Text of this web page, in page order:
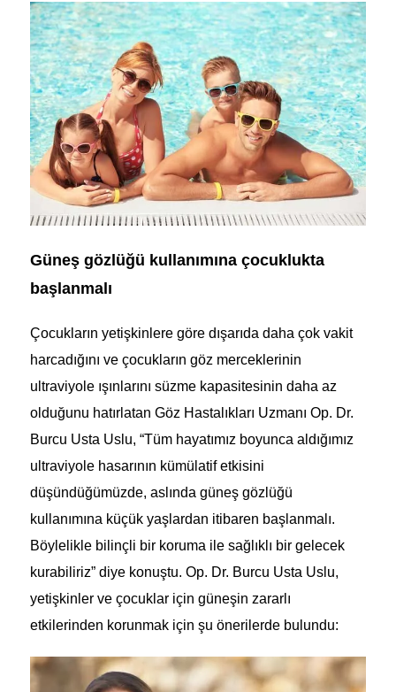
Güneş gözlüğü kullanımına çocuklukta
başlanmalı
Çocukların yetişkinlere göre dışarıda daha çok vakit
harcadığını ve çocukların göz merceklerinin
ultraviyole ışınlarını süzme kapasitesinin daha az
olduğunu hatırlatan Göz Hastalıkları Uzmanı Op. Dr.
Burcu Usta Uslu, “Tüm hayatımız boyunca aldığımız
ultraviyole hasarının kümülatif etkisini
düşündüğümüzde, aslında güneş gözlüğü
kullanımına küçük yaşlardan itibaren başlanmalı.
Böylelikle bilinçli bir koruma ile sağlıklı bir gelecek
kurabiliriz” diye konuştu. Op. Dr. Burcu Usta Uslu,
yetişkinler ve çocuklar için güneşin zararlı
etkilerinden korunmak için şu önerilerde bulundu: